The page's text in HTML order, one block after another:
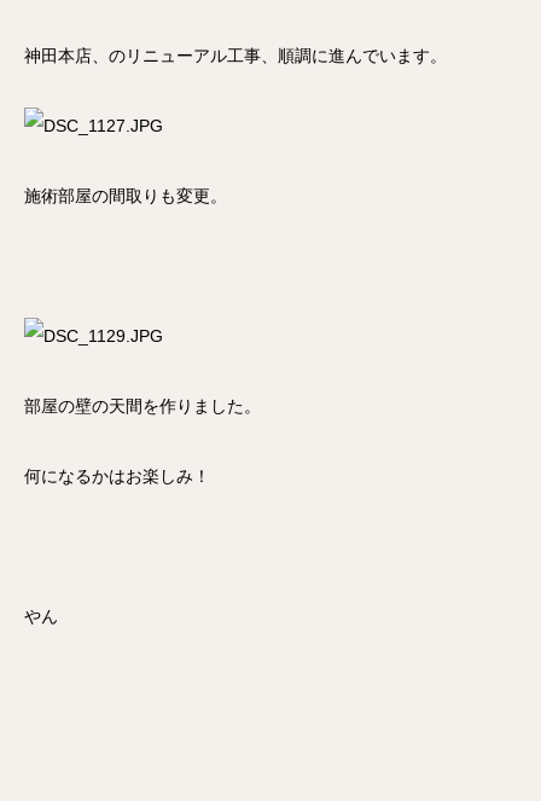
神田本店、のリニューアル工事、順調に進んでいます。
施術部屋の間取りも変更。
部屋の壁の天間を作りました。
何になるかはお楽しみ！
やん